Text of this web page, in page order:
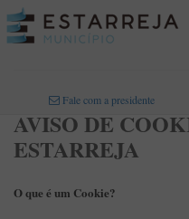
Fale com a presidente
AVISO DE
ESTARREJA
O que é um Cookie?